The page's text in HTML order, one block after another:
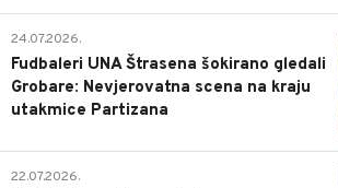
24.07.2026.
Fudbaleri UNA Štrasena šokirano gledali
Grobare: Nevjerovatna scena na kraju
utakmice Partizana
22.07.2026.